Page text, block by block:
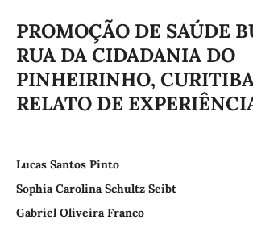
PROMOÇÃO DE SAÚDE
RUA DA CIDADANIA DO
PINHEIRINHO,
RELATO DE
Lucas Santos Pinto
Sophia Carolina Schultz Seibt
Gabriel Oliveira Franco